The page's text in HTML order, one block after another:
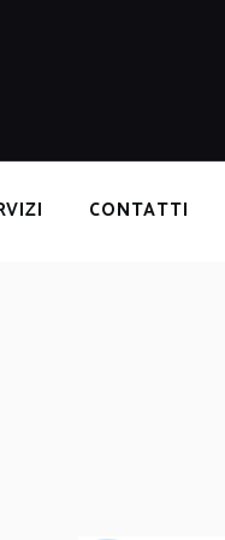
CONTATTI